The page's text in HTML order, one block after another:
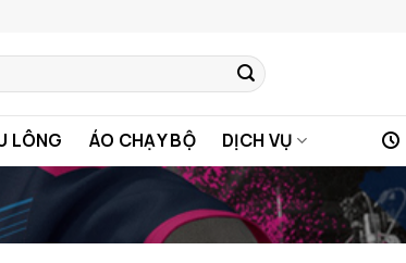
LÔNG ÁO CHẠY BỘ DỊCH VỤ